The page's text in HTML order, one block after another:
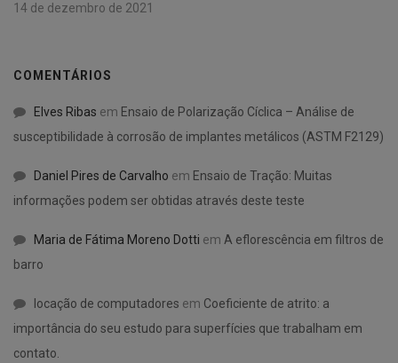
14 de dezembro de 2021
COMENTÁRIOS
Elves Ribas em Ensaio de Polarização Cíclica – Análise de
susceptibilidade à corrosão de implantes metálicos (ASTM F2129)
Daniel Pires de Carvalho em Ensaio de Tração: Muitas
informações podem ser obtidas através deste teste
Maria de Fátima Moreno Dotti em A eflorescência em filtros de
barro
locação de computadores em Coeficiente de atrito: a
importância do seu estudo para superfícies que trabalham em
contato.